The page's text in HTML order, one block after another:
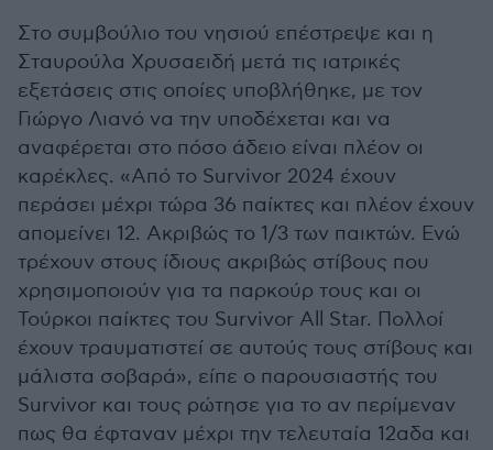
Στο συμβούλιο του νησιού επέστρεψε και η
Σταυρούλα Χρυσαειδή μετά τις ιατρικές
εξετάσεις στις οποίες υποβλήθηκε, με τον
Γιώργο Λιανό να την υποδέχεται και να
αναφέρεται στο πόσο άδειο είναι πλέον οι
καρέκλες. «Από το Survivor 2024 έχουν
περάσει μέχρι τώρα 36 παίκτες και πλέον έχουν
απομείνει 12. Ακριβώς το 1/3 των παικτών. Ενώ
τρέχουν στους ίδιους ακριβώς στίβους που
χρησιμοποιούν για τα παρκούρ τους και οι
Τούρκοι παίκτες του Survivor All Star. Πολλοί
έχουν τραυματιστεί σε αυτούς τους στίβους και
μάλιστα σοβαρά», είπε ο παρουσιαστής του
Survivor και τους ρώτησε για το αν περίμεναν
πως θα έφταναν μέχρι την τελευταία 12αδα και